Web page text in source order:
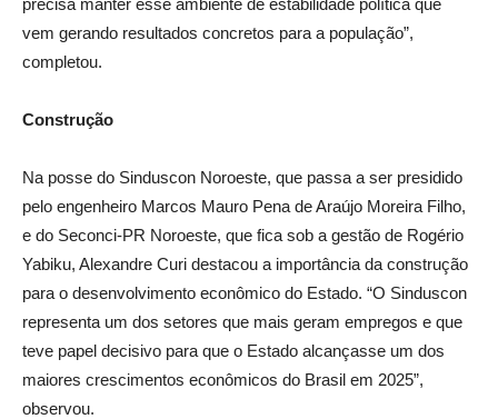
precisa manter esse ambiente de estabilidade política que
vem gerando resultados concretos para a população”,
completou.
Construção
Na posse do Sinduscon Noroeste, que passa a ser presidido
pelo engenheiro Marcos Mauro Pena de Araújo Moreira Filho,
e do Seconci-PR Noroeste, que fica sob a gestão de Rogério
Yabiku, Alexandre Curi destacou a importância da construção
para o desenvolvimento econômico do Estado. “O Sinduscon
representa um dos setores que mais geram empregos e que
teve papel decisivo para que o Estado alcançasse um dos
maiores crescimentos econômicos do Brasil em 2025”,
observou.